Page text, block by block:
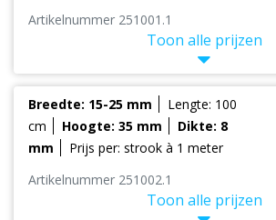
Artikelnummer 251001.1
Toon alle prijzen
Breedte: 15-25 mm
Lengte: 100
cm
Hoogte: 35 mm
Dikte: 8
mm
Prijs per: strook à 1 meter
Artikelnummer 251002.1
Toon alle prijzen